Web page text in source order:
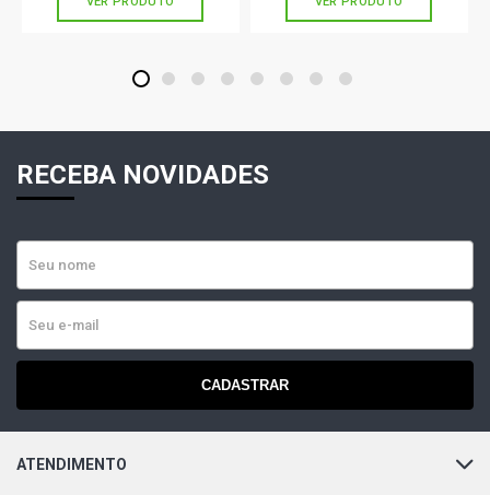
FREIO LINHA LEVE SEM ABS, RESTRICAO EXCLUSIVA
DIAMETRO INTERNO CIL 7/8 OU 22MM
GOL G4 POWER HATCH 1.8 8V AP FLEX (2006 - 2009)
FREIO LINHA LEVE SEM ABS, RESTRICAO EXCLUSIVA
DIAMETRO INTERNO CIL 7/8 OU 22MM
PARATI G2 STD SW 1.0 16V AT EA111 GASOLINA (1996 -
1999)
PARATI G3 CROSSOVER SW 1.0 16V AT EA111
1 2 3 4 5 6 7 8
RECEBA NOVIDADES
CADASTRAR
ATENDIMENTO